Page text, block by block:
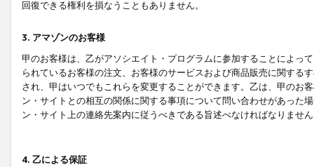
回復できる権利を損なうこともありません。
3. アマゾンのお客様
甲のお客様は、乙がアソシエイト・プログラムに参加することによっ
られているお客様の注文、お客様のサービスおよび商品販売に関する
され、甲はいつでもこれらを変更することができます。乙は、甲のお
ン・サイトとの相互の関係に関する事項について問い合わせがあった
ン・サイト上の連絡先案内に従うべきである旨述べなければなりませ
4. 乙による保証